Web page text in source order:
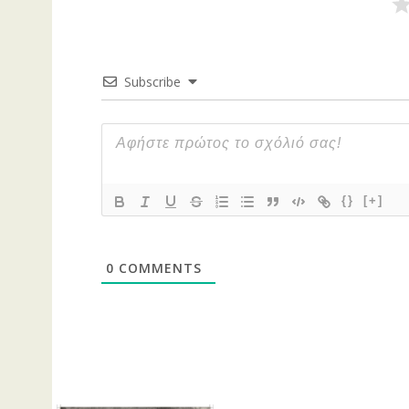
Subscribe
{} [+]
0 COMMENTS